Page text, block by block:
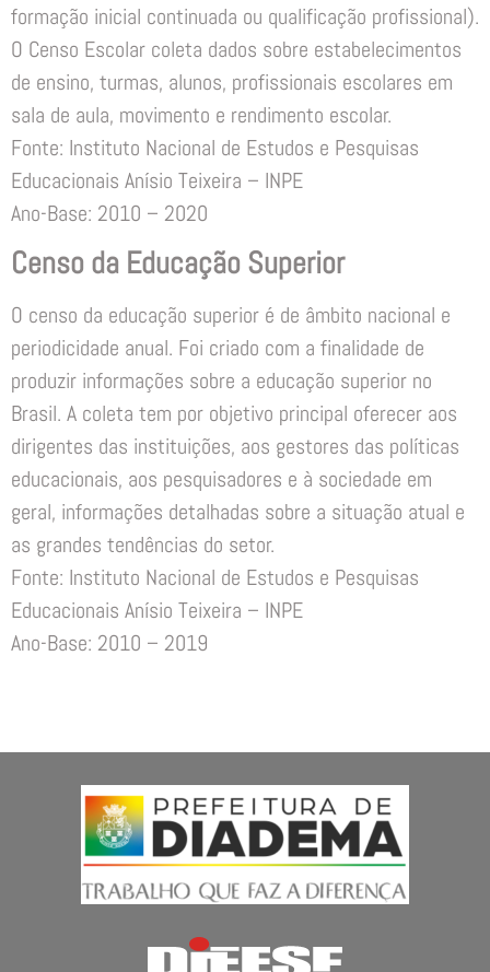
formação inicial continuada ou qualificação profissional).
O Censo Escolar coleta dados sobre estabelecimentos
de ensino, turmas, alunos, profissionais escolares em
sala de aula, movimento e rendimento escolar.
Fonte: Instituto Nacional de Estudos e Pesquisas
Educacionais Anísio Teixeira – INPE
Ano-Base: 2010 – 2020
Censo da Educação Superior
O censo da educação superior é de âmbito nacional e
periodicidade anual. Foi criado com a finalidade de
produzir informações sobre a educação superior no
Brasil. A coleta tem por objetivo principal oferecer aos
dirigentes das instituições, aos gestores das políticas
educacionais, aos pesquisadores e à sociedade em
geral, informações detalhadas sobre a situação atual e
as grandes tendências do setor.
Fonte: Instituto Nacional de Estudos e Pesquisas
Educacionais Anísio Teixeira – INPE
Ano-Base: 2010 – 2019